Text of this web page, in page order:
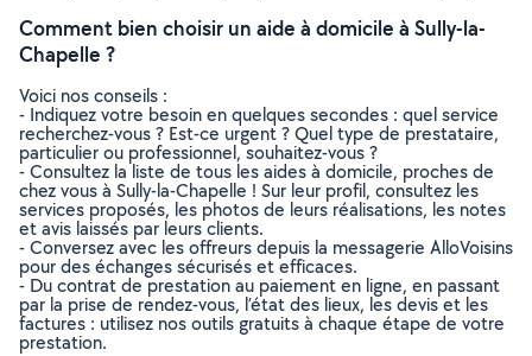
Comment bien choisir un aide à domicile à Sully-la-
Chapelle ?
Voici nos conseils :
- Indiquez votre besoin en quelques secondes : quel service
recherchez-vous ? Est-ce urgent ? Quel type de prestataire,
particulier ou professionnel, souhaitez-vous ?
- Consultez la liste de tous les aides à domicile, proches de
chez vous à Sully-la-Chapelle ! Sur leur profil, consultez les
services proposés, les photos de leurs réalisations, les notes
et avis laissés par leurs clients.
- Conversez avec les offreurs depuis la messagerie AlloVoisins
pour des échanges sécurisés et efficaces.
- Du contrat de prestation au paiement en ligne, en passant
par la prise de rendez-vous, l’état des lieux, les devis et les
factures : utilisez nos outils gratuits à chaque étape de votre
prestation.